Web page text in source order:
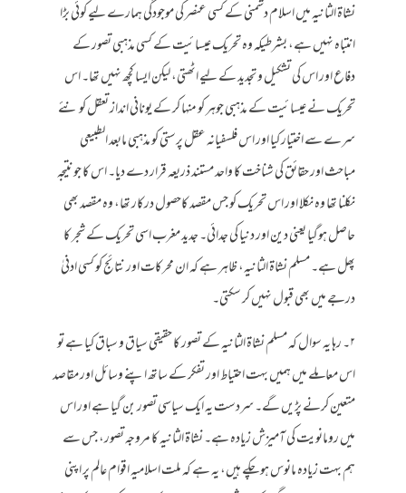
نشاۃ الثانیہ میں اسلام دشمنی کے کسی عنصر کی موجودگی ہمارے لیے کوئی بڑا
انتباہ نہیں ہے، بشرطیکہ وہ تحریک عیسائیت کے کسی مذہبی تصور کے
دفاع اور اس کی تشکیل و تجدید کے لیے اٹھتی، لیکن ایسا کچھ نہیں تھا۔ اس
تحریک نے عیسائیت کے مذہبی جوہر کو منہا کر کے یونانی انداز تعقل کو نئے
سرے سے اختیار کیا اور اس فلسفیانہ عقل پرستی کو مذہبی مابعد الطبیعی
مباحث اور حقائق کی شناخت کا واحد مستند ذریعہ قرار دے دیا۔ اس کا جو نتیجہ
نکلنا تھا وہ نکلا اور اس تحریک کو جس مقصد کاحصول درکار تھا، وہ مقصد بھی
حاصل ہوگیا یعنی دین اور دنیا کی جدائی۔ جدید مغرب اسی تحریک کے شجر کا
پھل ہے۔ مسلم نشاۃ الثانیہ، ظاہر ہے کہ ان محرکات اور نتائج کو کسی ادنیٰ
درجے میں بھی قبول نہیں کر سکتی۔
۲۔ رہا یہ سوال کہ مسلم نشاۃ الثانیہ کے تصور کا حقیقی سیاق و سباق کیا ہے تو
اس معاملے میں ہمیں بہت احتیاط اور تفکر کے ساتھ اپنے وسائل اور مقاصد
متعین کرنے پڑیں گے۔ سردست یہ ایک سیاسی تصور بن گیا ہے اور اس
میں رومانویت کی آمیزش زیادہ ہے۔ نشاۃ الثانیہ کا مروجہ تصور، جس سے
ہم بہت زیادہ مانوس ہو چکے ہیں، یہ ہے کہ ملت اسلامیہ اقوام عالم پر اپنی